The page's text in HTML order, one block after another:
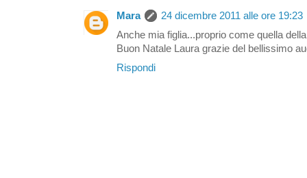
Mara
24 dicembre 2011 alle ore 19:23
Anche mia figlia...proprio come quella
Buon Natale Laura grazie del bellissimo
Rispondi